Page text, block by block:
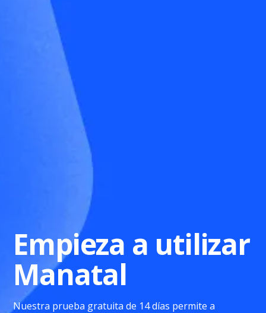
Empieza a utilizar
Manatal
Nuestra prueba gratuita de 14 días permite a